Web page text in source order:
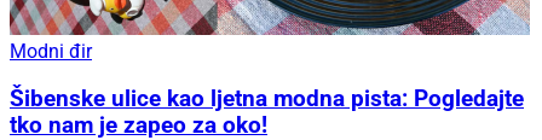
Modni đir
Šibenske ulice kao ljetna modna pista: Pogledajte
tko nam je zapeo za oko!